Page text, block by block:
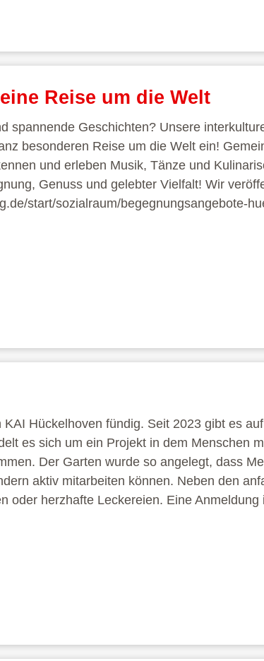
Reise um die Welt
spannende Geschichten? Unsere
besonderen Reise um die Welt ein!
und erleben Musik, Tänze und
Genuss und gelebter Vielfalt! Wir
start/sozialraum/begegnungsangebote-
Hückelhoven fündig. Seit 2023 gibt es
es sich um ein Projekt in dem Menschen
Der Garten wurde so angelegt, dass
aktiv mitarbeiten können. Neben den
oder herzhafte Leckereien. Eine Anmeldung